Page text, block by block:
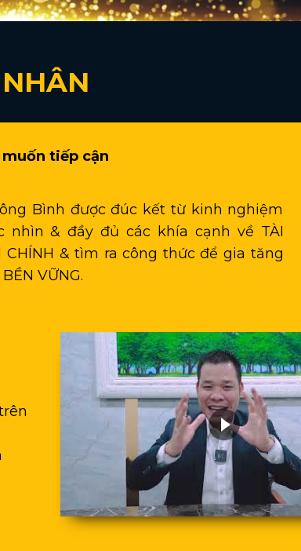
tiếp cận
Bình được đúc kết từ kinh nghiệm
nhìn & đầy đủ các khía cạnh về TÀI
CHÍNH & tìm ra công thức để gia tăng
VỮNG.